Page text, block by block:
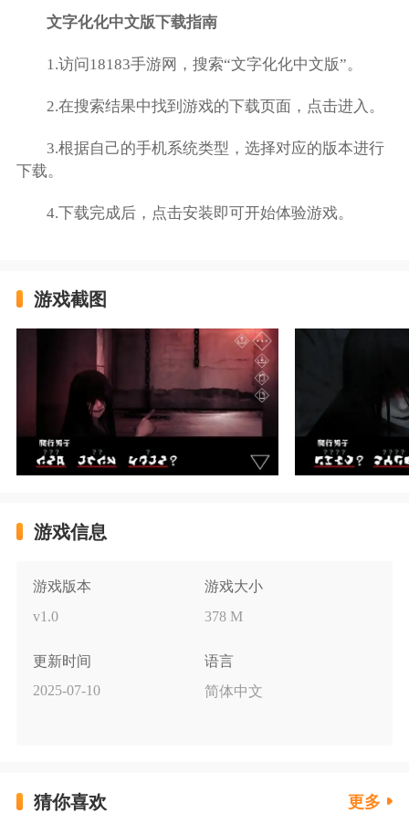
文字化化中文版下载指南
1.访问18183手游网，搜索“文字化化中文版”。
2.在搜索结果中找到游戏的下载页面，点击进入。
3.根据自己的手机系统类型，选择对应的版本进行
下载。
4.下载完成后，点击安装即可开始体验游戏。
游戏截图
游戏信息
游戏版本
v1.0
游戏大小
378 M
更新时间
2025-07-10
语言
简体中文
猜你喜欢 更多